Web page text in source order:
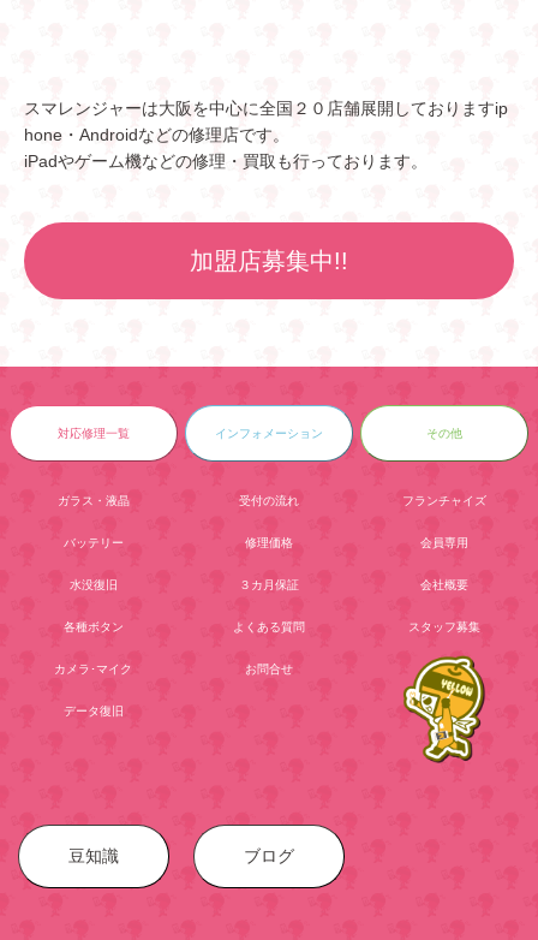
スマレンジャーは大阪を中心に全国２０店舗展開しておりますip
hone・Androidなどの修理店です。
iPadやゲーム機などの修理・買取も行っております。
加盟店募集中!!
対応修理一覧
ガラス・液晶
バッテリー
水没復旧
各種ボタン
カメラ･マイク
データ復旧
インフォメーション
受付の流れ
修理価格
３カ月保証
よくある質問
お問合せ
その他
フランチャイズ
会員専用
会社概要
スタッフ募集
豆知識 ブログ